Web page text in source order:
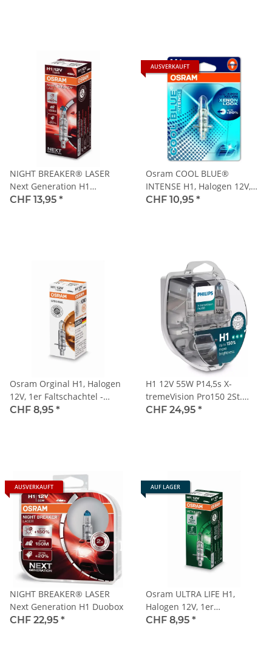
NIGHT BREAKER® LASER
Next Generation H1
Faltschachtel
CHF 13,95 *
AUSVERKAUFT
Osram COOL BLUE®
INTENSE H1, Halogen 12V,
Einzelblister - 64150CBI-01B
CHF 10,95 *
Osram Orginal H1, Halogen
12V, 1er Faltschachtel -
64150
CHF 8,95 *
H1 12V 55W P14,5s X-
tremeVision Pro150 2St.
Philips
CHF 24,95 *
AUSVERKAUFT
NIGHT BREAKER® LASER
Next Generation H1 Duobox
CHF 22,95 *
AUF LAGER
Osram ULTRA LIFE H1,
Halogen 12V, 1er
Faltschachtel - 64150ULT
CHF 8,95 *